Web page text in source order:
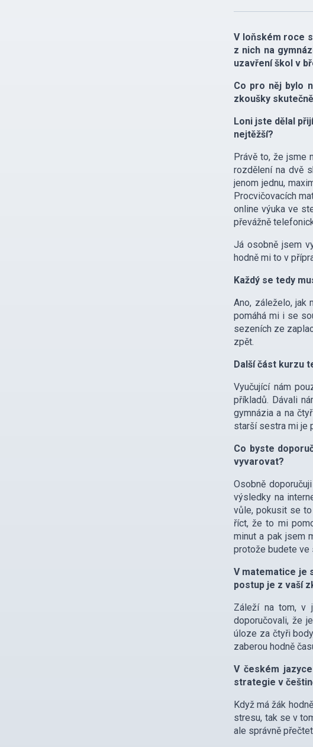
V loňském roce
z nich na
uzavření škol v
Co pro něj bylo
zkoušky
Loni jste dělal
nejtěžší?
Právě to, že jsme
rozdělení na dvě
jenom jednu,
Procvičovacích
online výuka ve
převážně
Já osobně jsem
hodně mi to v
Každý se tedy
Ano, záleželo, jak
pomáhá mi i se
sezeních ze
zpět.
Další část kurzu
Vyučující nám
příkladů. Dávali
gymnázia a na
starší sestra mi je
Co byste
vyvarovat?
Osobně
výsledky na
vůle, pokusit se
říct, že to mi
minut a pak jsem
protože budete ve
V matematice je
postup je z vaší
Záleží na tom, v
doporučovali, že
úloze za čtyři
zaberou hodně
V českém
strategie v
Když má žák
stresu, tak se v
ale správně